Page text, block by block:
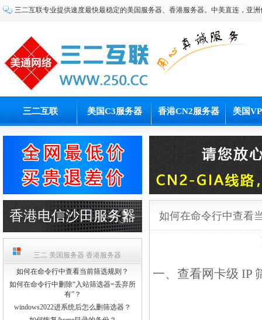
三二互联专业提供速度最快最稳定的美国服务器、香港服务器。中美直连，亚洲
三二互联 美国C3服务器 香港CN2服务器 美国
香港电信沙田服务器
三二 美国服务器 香港服务器
如何在命令行中查看当前筛选规则？
如何在命令行中删除“入站筛选器=丢弃所
有”？
windows2022进系统后怎么删筛选器？
如何在命令行中查看
一、查看网卡级 IP